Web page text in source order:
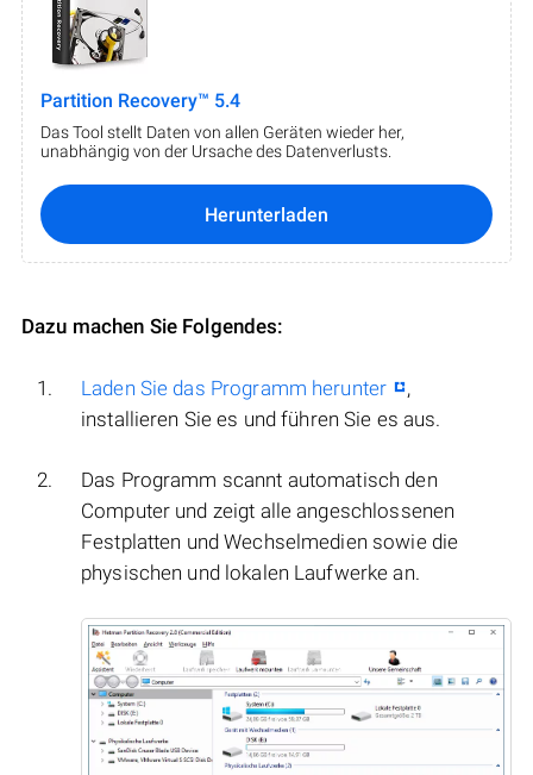
Partition Recovery™ 5.4
Das Tool stellt Daten von allen Geräten wieder her,
unabhängig von der Ursache des Datenverlusts.
Herunterladen
Dazu machen Sie Folgendes:
Laden Sie das Programm herunter
,
installieren Sie es und führen Sie es aus.
Das Programm scannt automatisch den
Computer und zeigt alle angeschlossenen
Festplatten und Wechselmedien sowie die
physischen und lokalen Laufwerke an.